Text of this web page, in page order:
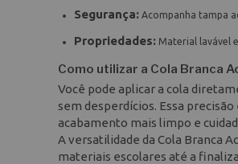
Segurança: Acompanha tampa
Propriedades: Material lavável
Como utilizar a Cola Branca
Você pode aplicar a cola
sem desperdícios. Essa
acabamento mais limpo e
A versatilidade da Cola Branca
materiais escolares até a